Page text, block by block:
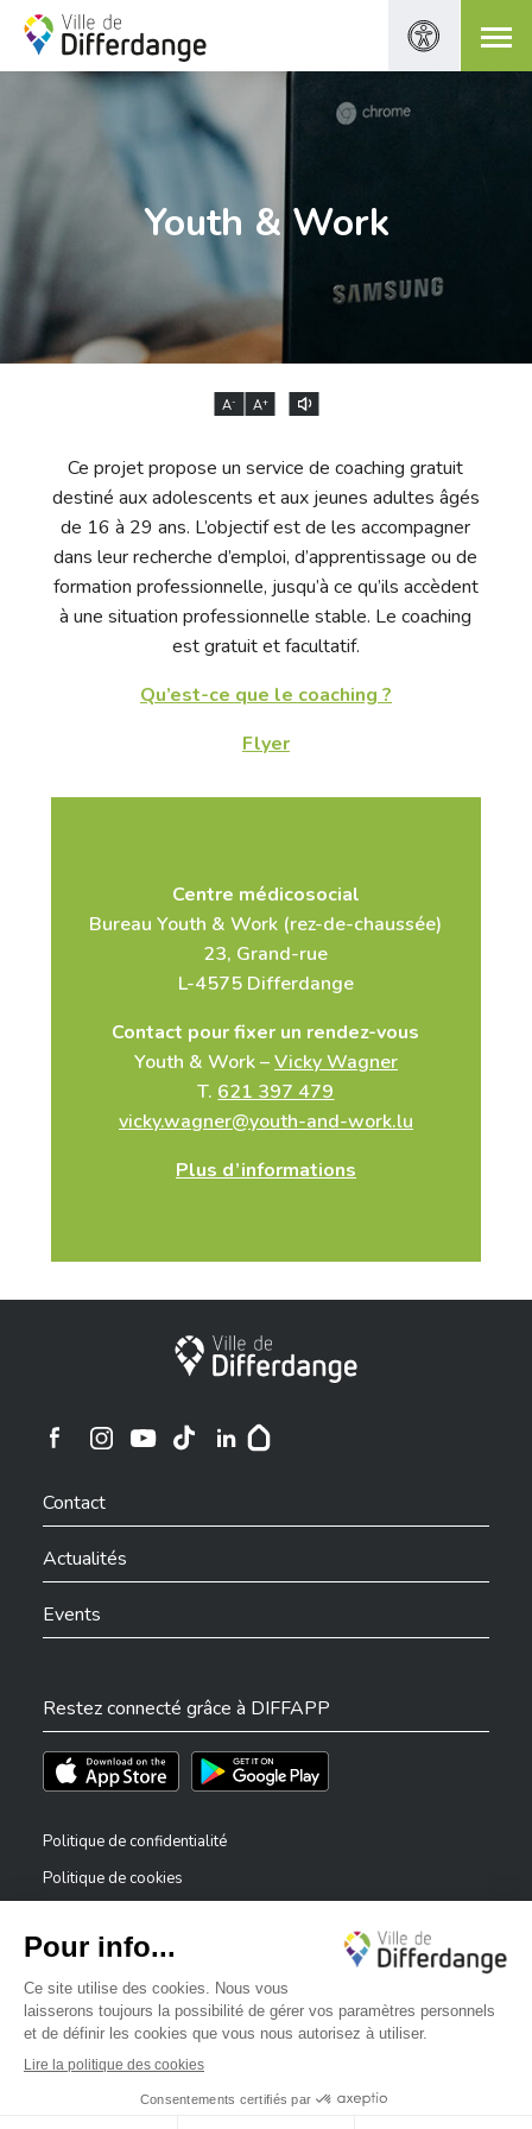
Youth & Work
A- A+
Ce projet propose un service de coaching gratuit
destiné aux adolescents et aux jeunes adultes âgés
de 16 à 29 ans. L’objectif est de les accompagner
dans leur recherche d’emploi, d’apprentissage ou de
formation professionnelle, jusqu’à ce qu’ils accèdent
à une situation professionnelle stable. Le coaching
est gratuit et facultatif.
Qu’est-ce que le coaching ?
Flyer
Centre médicosocial
Bureau Youth & Work (rez-de-chaussée)
23, Grand-rue
L-4575 Differdange
Contact pour fixer un rendez-vous
Youth & Work –Vicky Wagner
T. 621 397 479
vicky.wagner@youth-and-work.lu
Plus d’informations
Ville de Differdange
Ville de Differdange sur Instagram
Contact
Actualités
Events
Restez connecté grâce à DIFFAPP
Téléchargez l'app sur l'App StoreTéléchargez l'app sur Play Store
Politique de confidentialité
Politique de cookies
Déclaration d’accessibilité
Dispositif de signalement — lanceurs d’alerte
✕
Bonjour, comment puis-je vous aider ?